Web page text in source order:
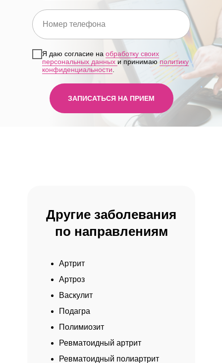
Я даю согласие на обработку своих
персональных данных и принимаюполитику
конфиденциальности.
ЗАПИСАТЬСЯ НА ПРИЕМ
Другие заболевания
по направлениям
Артрит
Артроз
Васкулит
Подагра
Полимиозит
Ревматоидный артрит
Ревматоидный полиартрит
Клиника осуществляет деятельность
на основании медицинских лицензий
в соответствии с рекомендациями
Минздрава России
Л041-01137-77/00321275 и
Л041-01137-77/01173714
КАК К НАМ ДОБРАТЬСЯ
Клиника у м. «Юго-Западная»